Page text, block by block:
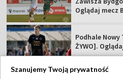
Oglądaj mecz
Podhale Nowy
ŻYWO].
Szanujemy Twoją prywatność